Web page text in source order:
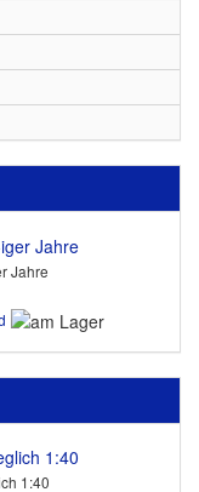
Jahre
1:40